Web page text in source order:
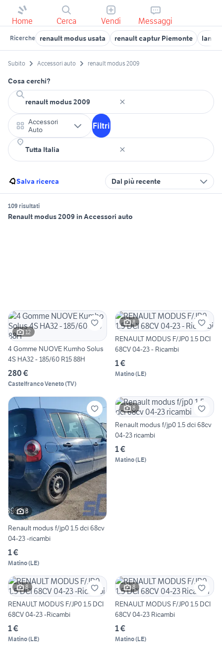
Home Cerca Vendi Messaggi
Ricerche renault modus usata renault captur Piemonte
Subito Accessori auto renault modus 2009
Cosa cerchi?
Accessori
Auto
Filtri
Salva ricerca Dal più recente
109 risultati
Renault modus 2009 in Accessori auto
12
4 Gomme NUOVE Kumho Solus
4S HA32 - 185/60 R15 88H
280 €
Castelfranco Veneto(TV)
8
RENAULT MODUS F/JP0 1.5 DCI
68CV 04-23 - Ricambi
1 €
Matino(LE)
8
Renault modus f/jp0 1.5 dci 68cv
04-23 -ricambi
1 €
Matino(LE)
8
Renault modus f/jp0 1.5 dci 68cv
04-23 ricambi
1 €
Matino(LE)
8
RENAULT MODUS F/JP0 1.5 DCI
68CV 04-23 -Ricambi
1 €
Matino(LE)
8
RENAULT MODUS F/JP0 1.5 DCI
68CV 04-23 Ricambi
1 €
Matino(LE)